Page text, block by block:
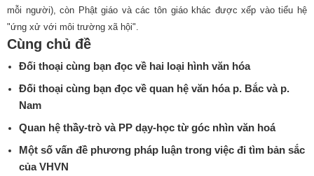
mỗi người), còn Phật giáo và các tôn giáo khác được xếp vào tiểu hệ
"ứng xử với môi trường xã hội".
Cùng chủ đề
Đối thoại cùng bạn đọc về hai loại hình văn hóa
Đối thoại cùng bạn đọc về quan hệ văn hóa p. Bắc và p.
Nam
Quan hệ thầy-trò và PP dạy-học từ góc nhìn văn hoá
Một số vấn đề phương pháp luận trong việc đi tìm bản sắc
của VHVN